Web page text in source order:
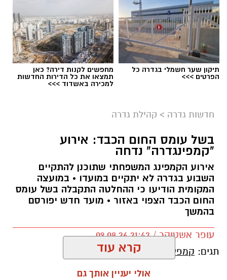
תיקון שער חשמלי בגדרה כל
הפרטים >>>
מחפשים לקנות דירה? כאן
תמצאו את כל הדירות החדשות
למכירה באשדוד >>>
חדשות גדרה > קהילת גדרה
בשל עומס החום הכבד: אירוע
"קמפינגדרה" נדחה
אירוע הקמפינג המשפחתי שתוכנן להתקיים
השבוע בגדרה לא יתקיים במועדו • במועצה
המקומית הודיעו כי ההחלטה התקבלה בשל עומס
החום הכבד הצפוי באזור • מועד חדש יפורסם
בהמשך
עופר אשטוקר / 21:43 09.08.26
תגים: קמפיגדרה קרא עוד
אולי יעניין אותך גם